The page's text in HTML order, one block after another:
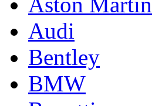
Audi
Bentley
BMW